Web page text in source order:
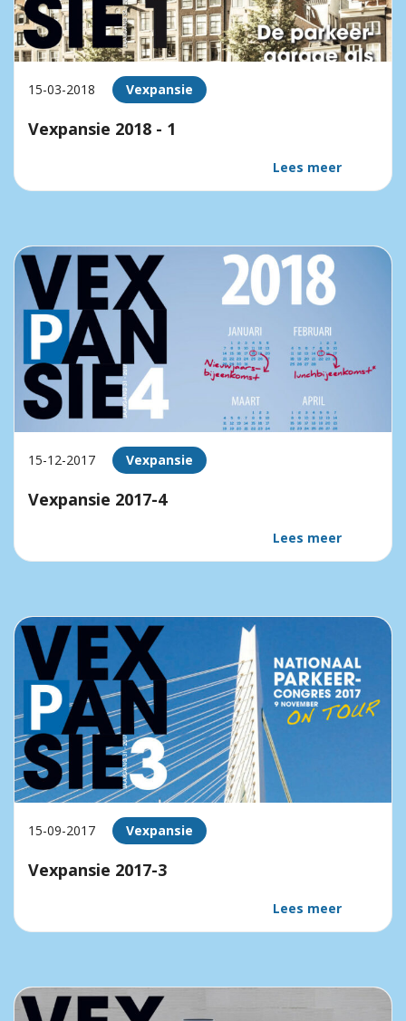
15-03-2018 Vexpansie
Vexpansie 2018 - 1
Lees meer
15-12-2017 Vexpansie
Vexpansie 2017-4
Lees meer
15-09-2017 Vexpansie
Vexpansie 2017-3
Lees meer